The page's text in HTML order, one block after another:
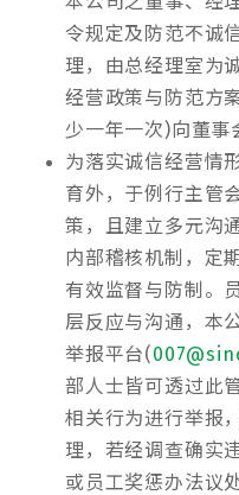
令规定及防范不诚
理，由总经理室为
经营政策与防范方
少一年一次)向董事
为落实诚信经营情
育外，于例行主管
策，且建立多元沟
内部稽核机制，定
有效监督与防制。
层反应与沟通，本
举报平台(
部人士皆可透过此
相关行为进行举报
理，若经调查确实
或员工奖惩办法议处